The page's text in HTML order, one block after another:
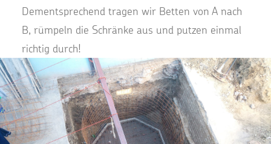
Dementsprechend tragen wir Betten von A nach
B, rümpeln die Schränke aus und putzen einmal
richtig durch!